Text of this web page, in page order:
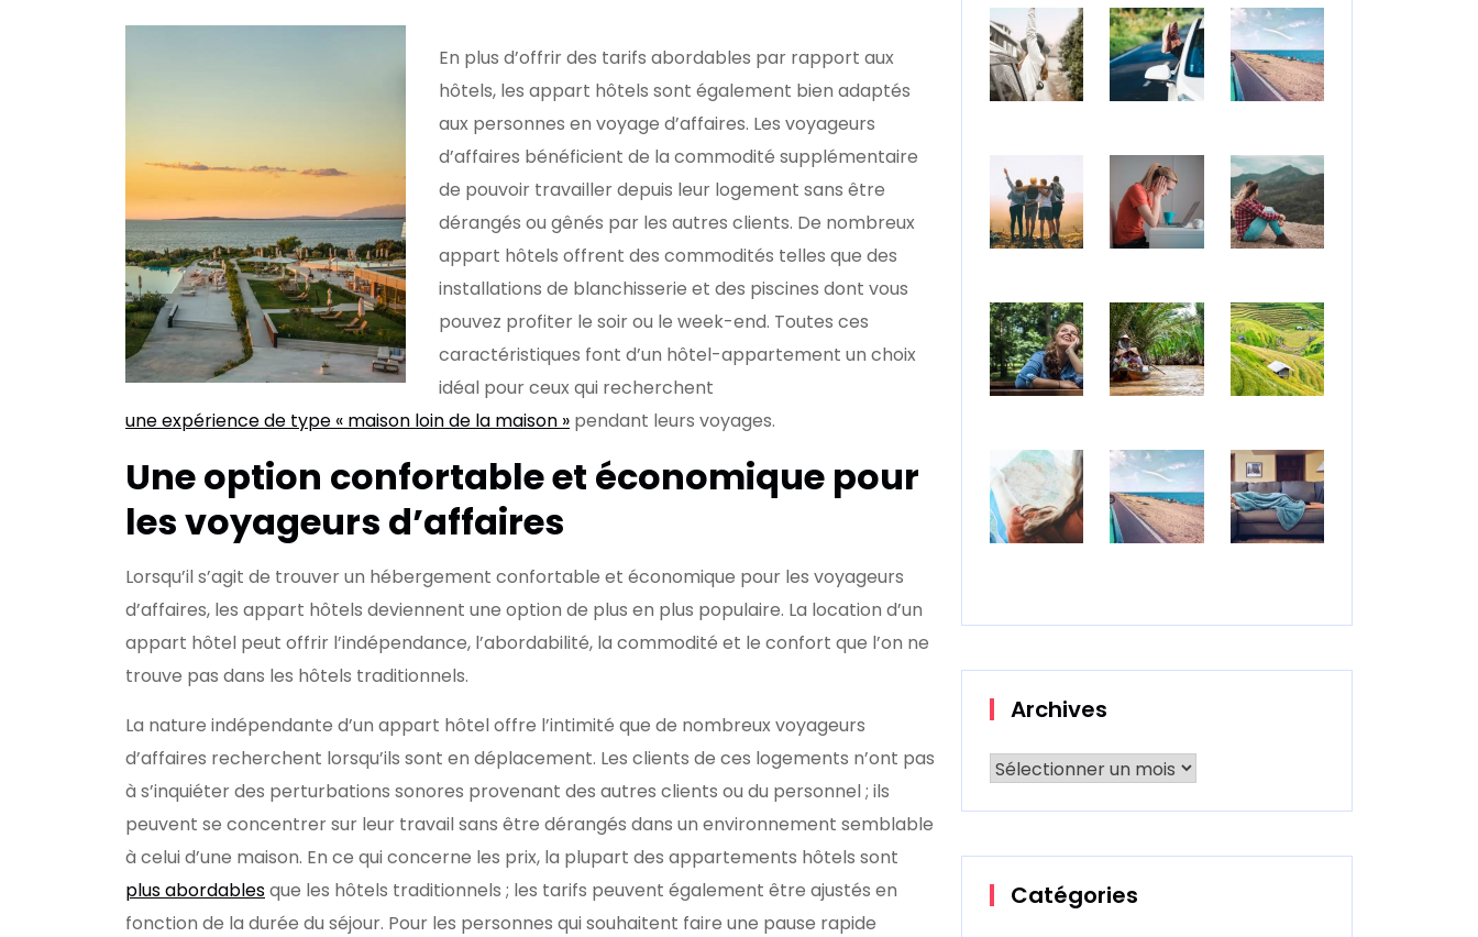
En plus d’offrir des tarifs abordables par rapport aux
hôtels, les appart hôtels sont également bien adaptés
aux personnes en voyage d’affaires. Les voyageurs
d’affaires bénéficient de la commodité supplémentaire
de pouvoir travailler depuis leur logement sans être
dérangés ou gênés par les autres clients. De nombreux
appart hôtels offrent des commodités telles que des
installations de blanchisserie et des piscines dont vous
pouvez profiter le soir ou le week-end. Toutes ces
caractéristiques font d’un hôtel-appartement un choix
idéal pour ceux qui recherchent
une expérience de type « maison loin de la maison » pendant leurs voyages.
Une option confortable et économique pour
les voyageurs d’affaires
Lorsqu’il s’agit de trouver un hébergement confortable et économique pour les voyageurs
d’affaires, les appart hôtels deviennent une option de plus en plus populaire. La location d’un
appart hôtel peut offrir l’indépendance, l’abordabilité, la commodité et le confort que l’on ne
trouve pas dans les hôtels traditionnels.
La nature indépendante d’un appart hôtel offre l’intimité que de nombreux voyageurs
d’affaires recherchent lorsqu’ils sont en déplacement. Les clients de ces logements n’ont pas
à s’inquiéter des perturbations sonores provenant des autres clients ou du personnel ; ils
peuvent se concentrer sur leur travail sans être dérangés dans un environnement semblable
à celui d’une maison. En ce qui concerne les prix, la plupart des appartements hôtels sont
plus abordablesque les hôtels traditionnels ; les tarifs peuvent également être ajustés en
fonction de la durée du séjour. Pour les personnes qui souhaitent faire une pause rapide
Archives
Catégories